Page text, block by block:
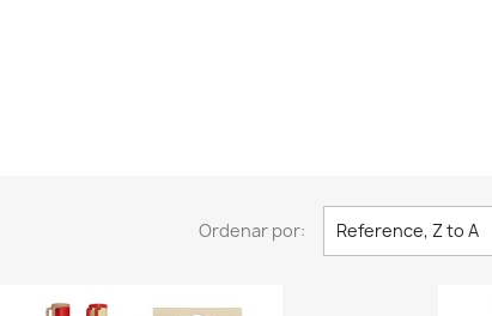
Ordenar por: Reference, Z to A